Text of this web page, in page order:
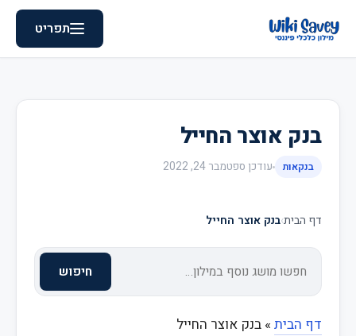
תפריט
בנק אוצר החייל
בנקאות עודכן ספטמבר 24, 2022
דף הבית›בנק אוצר החייל
חיפוש
דף הבית » בנק אוצר החייל